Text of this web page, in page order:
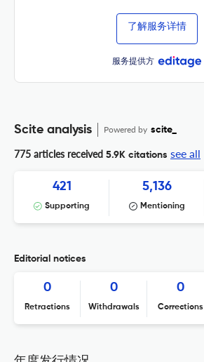
了解服务详情
服务提供方
Scite analysis Powered by scite_
775 articles received 5.9K citations see all
421
Supporting
5,136
Mentioning
Editorial notices
0
Retractions
0
Withdrawals
0
Corrections